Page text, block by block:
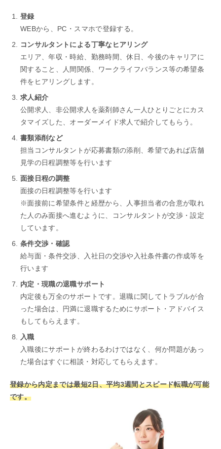
登録
WEBから、PC・スマホで登録する。
コンサルタントによる丁寧なヒアリング
エリア、年収・時給、勤務時間、休日、今後のキャリアに
関すること、人間関係、ワークライフバランス等の希望条
件をヒアリングします。
求人紹介
公開求人、非公開求人を薬剤師さん一人ひとりごとにカス
タマイズした、オーダーメイド求人で紹介してもらう。
書類添削など
担当コンサルタントが応募書類の添削、希望であれば店舗
見学の日程調整等を行います
面接日程の調整
面接の日程調整等を行います
※面接前に希望条件と経歴から、人事担当者の合意が取れ
た人のみ面接へ進むように、コンサルタントが交渉・設定
しています。
条件交渉・確認
給与面・条件交渉、入社日の交渉や入社条件書の作成等を
行います
内定・現職の退職サポート
内定後も万全のサポートです。退職に関してトラブルが合
った場合は、円満に退職するためにサポート・アドバイス
もしてもらえます。
入職
入職後にサポートが終わるわけではなく、何か問題があっ
た場合はすぐに相談・対応してもらえます。
登録から内定までは最短2日、平均3週間とスピード転職が可能
です。